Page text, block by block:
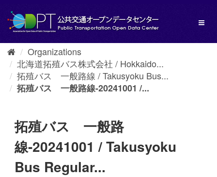
content
Organizations
北海道拓殖バス株式会社 / Hokkaido...
拓殖バス 一般路線 / Takusyoku Bus...
拓殖バス 一般路線-20241001 /...
拓殖バス 一般路
線-20241001 / Takusyoku
Bus Regular...